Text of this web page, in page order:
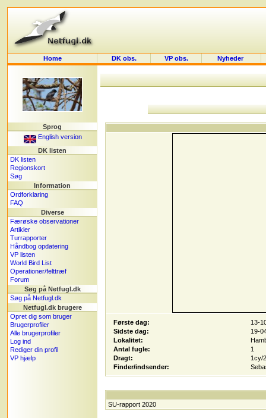
Home DK obs. VP obs. Nyheder
Sprog
English version
DK listen
DK listen
Regionskort
Søg
Information
Ordforklaring
FAQ
Diverse
Færøske observationer
Artikler
Turrapporter
Håndbog opdatering
VP listen
World Bird List
Operationer/felttræf
Forum
Søg på Netfugl.dk
Søg på Netfugl.dk
Netfugl.dk brugere
Opret dig som bruger
Brugerprofiler
Alle brugerprofiler
Log ind
Rediger din profil
VP hjælp
Første dag:
13-
Sidste dag:
19-
Lokalitet:
Antal fugle:
1
Dragt:
1cy/
Finder/indsender:
SU-rapport 2020